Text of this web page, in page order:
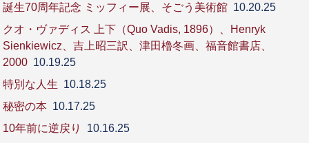
誕生70周年記念 ミッフィー展、そごう美術館 10.20.25
クオ・ヴァディス 上下（Quo Vadis, 1896）、Henryk
Sienkiewicz、吉上昭三訳、津田櫓冬画、福音館書店、
2000 10.19.25
特別な人生 10.18.25
秘密の本 10.17.25
10年前に逆戻り
10.16.25